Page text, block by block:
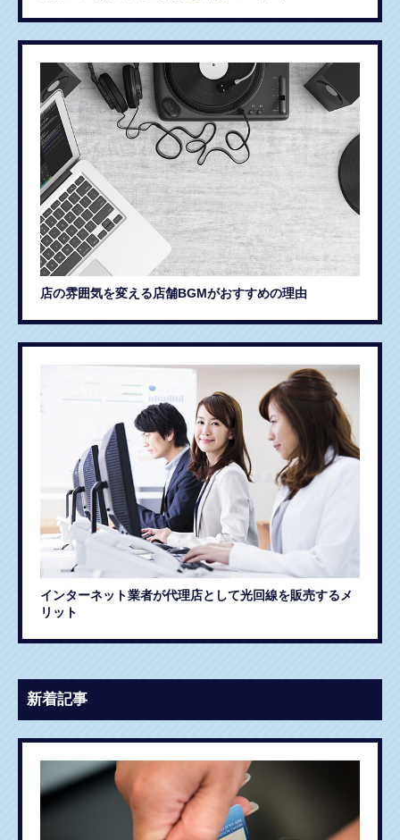
店の雰囲気を変える店舗BGMがおすすめの理由
インターネット業者が代理店として光回線を販売するメ
リット
新着記事